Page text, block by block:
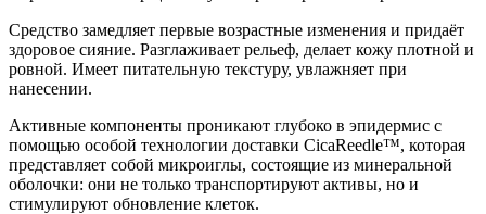
Средство замедляет первые возрастные изменения и придаёт
здоровое сияние. Разглаживает рельеф, делает кожу плотной и
ровной. Имеет питательную текстуру, увлажняет при
нанесении.
Активные компоненты проникают глубоко в эпидермис с
помощью особой технологии доставки CicaReedle™, которая
представляет собой микроиглы, состоящие из минеральной
оболочки: они не только транспортируют активы, но и
стимулируют обновление клеток.